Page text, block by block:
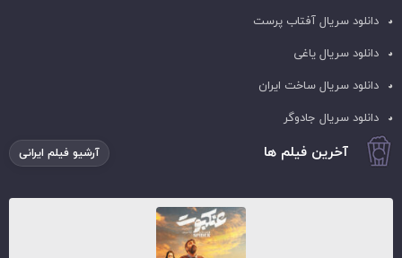
دانلود سریال آفتاب پرست
دانلود سریال یاغی
دانلود سریال ساخت ایران
دانلود سریال جادوگر
آخرین فیلم ها آرشیو فیلم ایرانی